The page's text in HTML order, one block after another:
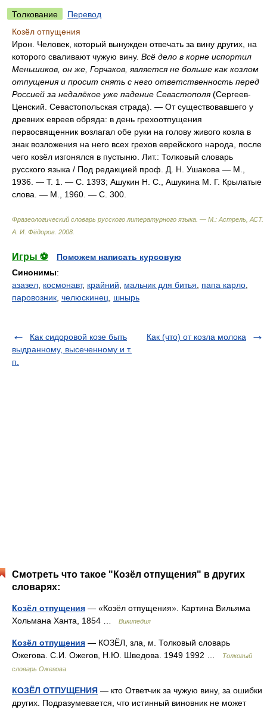
Толкование
Перевод
Козёл отпущения
Ирон. Человек, который вынужден отвечать за вину других, на
которого сваливают чужую вину. Всё дело в корне испортил
Меньшиков, он же, Горчаков, является не больше как козлом
отпущения и просит снять с него ответственность перед
Россией за недалёкое уже падение Севастополя(Сергеев-
Ценский. Севастопольская страда). — От существовавшего у
древних евреев обряда: в день грехоотпущения
первосвященник возлагал обе руки на голову живого козла в
знак возложения на него всех грехов еврейского народа, после
чего козёл изгонялся в пустыню. Лит.: Толковый словарь
русского языка / Под редакцией проф. Д. Н. Ушакова — М.,
1936. — Т. 1. — С. 1393; Ашукин Н. С., Ашукина М. Г. Крылатые
слова. — М., 1960. — С. 300.
Фразеологический словарь русского литературного языка. — М.: Астрель, АСТ.
А. И. Фёдоров 2008
Игры ⚽
Поможем написать курсовую
Синонимы:
азазел космонавт, крайний мальчик для битья папа карло
паровозник челюскинец шнырь
Как сидоровой козе быть
выдранному, высеченному и т.
п.
Как (что) от козла молока
Смотреть что такое "Козёл отпущения" в других
словарях:
Козёл отпущения — «Козёл отпущения». Картина Вильяма
Хольмана Ханта, 1854 …
Википедия
Козёл отпущения — КОЗЁЛ, зла, м. Толковый словарь
Ожегова. С.И. Ожегов, Н.Ю. Шведова. 1949 1992 …
Толковый
словарь Ожегова
КОЗЁЛ ОТПУЩЕНИЯ — кто Ответчик за чужую вину, за ошибки
других. Подразумевается, что истинный виновник не может